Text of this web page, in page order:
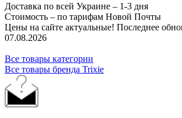
Доставка по всей Украине – 1-3 дня
Стоимость – по тарифам Новой Почты
Цены на сайте актуальные! Последнее
07.08.2026
Все товары категории
Все товары бренда Trixie